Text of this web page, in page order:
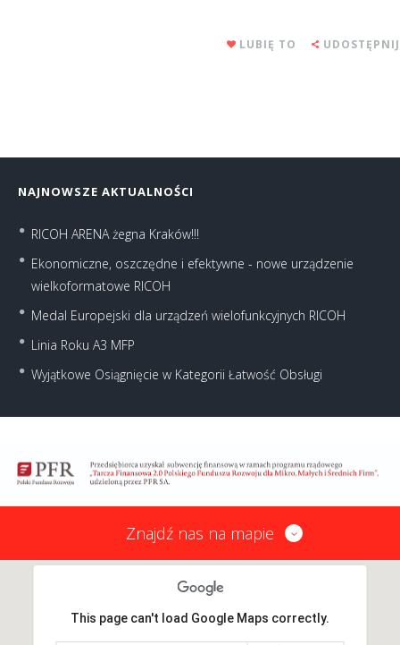
LUBIĘ TO UDOSTĘPNIJ
NAJNOWSZE AKTUALNOŚCI
RICOH ARENA żegna Kraków!!!
Ekonomiczne, oszczędne i efektywne - nowe urządzenie
wielkoformatowe RICOH
Medal Europejski dla urządzeń wielofunkcyjnych RICOH
Linia Roku A3 MFP
Wyjątkowe Osiągnięcie w Kategorii Łatwość Obsługi
Znajdź nas na mapie
This page can't load Google Maps correctly.